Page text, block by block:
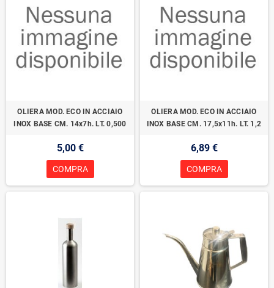
OLIERA MOD. ECO IN ACCIAIO
INOX BASE CM. 14x7h. LT. 0,500
5,00 €
COMPRA
OLIERA MOD. ECO IN ACCIAIO
INOX BASE CM. 17,5x11h. LT. 1,2
6,89 €
COMPRA